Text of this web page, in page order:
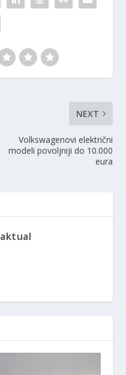
NEXT
Volkswagenovi električni
modeli povoljniji do 10.000
eura
aktual